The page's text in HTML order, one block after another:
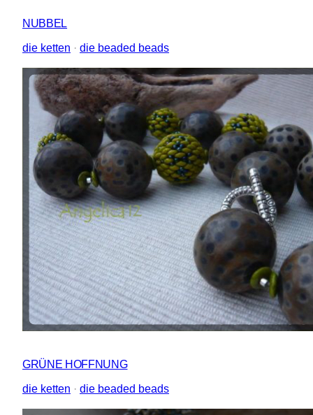
NUBBEL
die ketten · die beaded beads
GRÜNE HOFFNUNG
die ketten · die beaded beads